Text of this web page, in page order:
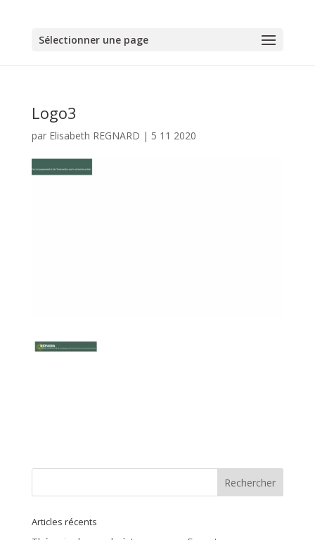
Sélectionner une page
Logo3
par Elisabeth REGNARD | 5 11 2020
Articles récents